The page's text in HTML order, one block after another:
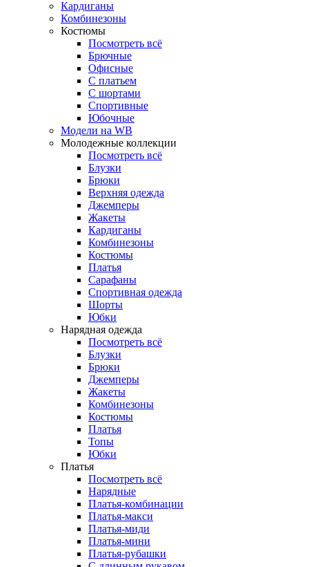
Кардиганы
Комбинезоны
Костюмы
Посмотреть всё
Брючные
Офисные
С платьем
С шортами
Спортивные
Юбочные
Модели на WB
Молодежные коллекции
Посмотреть всё
Блузки
Брюки
Верхняя одежда
Джемперы
Жакеты
Кардиганы
Комбинезоны
Костюмы
Платья
Сарафаны
Спортивная одежда
Шорты
Юбки
Нарядная одежда
Посмотреть всё
Блузки
Брюки
Джемперы
Жакеты
Комбинезоны
Костюмы
Платья
Топы
Юбки
Платья
Посмотреть всё
Нарядные
Платья-комбинации
Платья-макси
Платья-миди
Платья-мини
Платья-рубашки